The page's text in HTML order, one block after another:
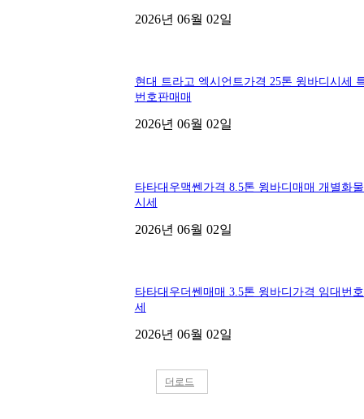
2026년 06월 02일
현대 트라고 엑시언트가격 25톤 윙바디시세
번호판매매
2026년 06월 02일
타타대우맥쎈가격 8.5톤 윙바디매매 개별화
시세
2026년 06월 02일
타타대우더쎈매매 3.5톤 윙바디가격 임대번
세
2026년 06월 02일
더로드